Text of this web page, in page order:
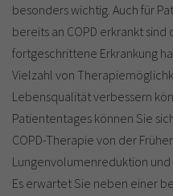
besonders wichtig. Auch für
bereits an COPD erkrankt
fortgeschrittene Erkrankung
Vielzahl von
Lebensqualität verbessern
Patiententages können Sie
COPD-Therapie von der
Lungenvolumenreduktion
Es erwartet Sie neben einer